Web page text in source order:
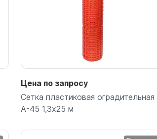
Цена по запросу
Сетка пластиковая оградительная
А-45 1,3х25 м